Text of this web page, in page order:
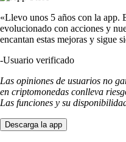
«Llevo unos 5 años con la app.
evolucionado con acciones y
encantan estas mejoras y sigue
-Usuario verificado
Las opiniones de usuarios no
en criptomonedas conlleva
Las funciones y su
Descarga la app